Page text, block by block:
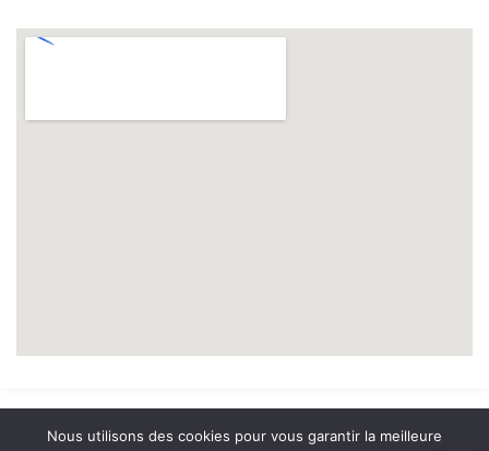
NOUVEAUSOFT.COM
Nous utilisons des cookies pour vous garantir la meilleure